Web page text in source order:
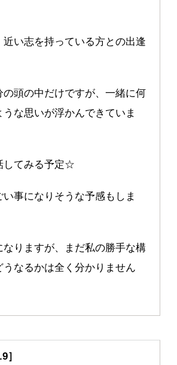
近い志を持っている方との出逢
の頭の中だけですが、一緒に何
な思いが浮かんできていま
してみる予定☆
事になりそうな予感もしま
なりますが、まだ私の勝手な構
うなるかは全く分かりません
］